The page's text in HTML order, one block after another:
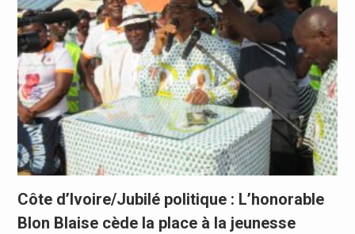
Côte d’Ivoire/Jubilé politique : L’honorable
Blon Blaise cède la place à la jeunesse